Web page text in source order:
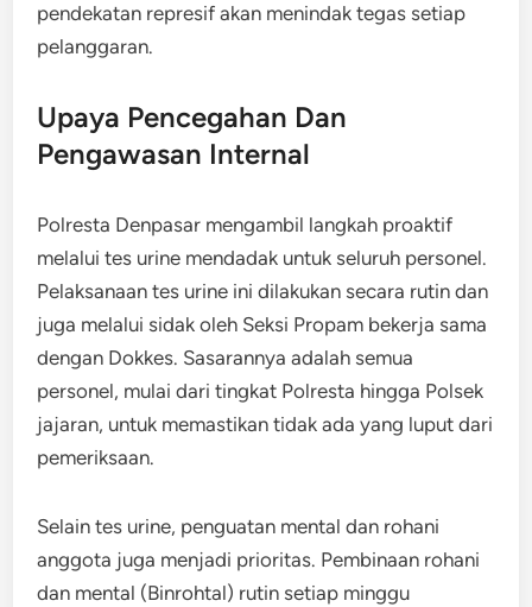
pendekatan represif akan menindak tegas setiap
pelanggaran.
Upaya Pencegahan Dan
Pengawasan Internal
Polresta Denpasar mengambil langkah proaktif
melalui tes urine mendadak untuk seluruh personel.
Pelaksanaan tes urine ini dilakukan secara rutin dan
juga melalui sidak oleh Seksi Propam bekerja sama
dengan Dokkes. Sasarannya adalah semua
personel, mulai dari tingkat Polresta hingga Polsek
jajaran, untuk memastikan tidak ada yang luput dari
pemeriksaan.
Selain tes urine, penguatan mental dan rohani
anggota juga menjadi prioritas. Pembinaan rohani
dan mental (Binrohtal) rutin setiap minggu